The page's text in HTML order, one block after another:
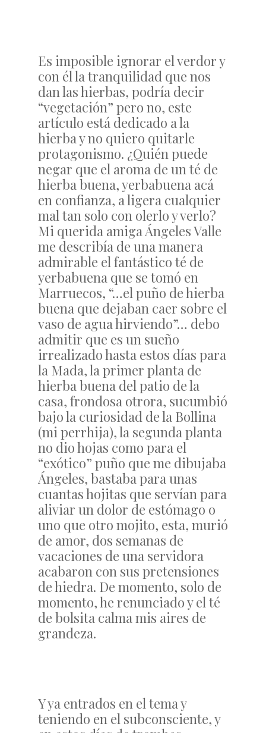
Es imposible ignorar el verdor y
con él la tranquilidad que nos
dan las hierbas, podría decir
“vegetación” pero no, este
artículo está dedicado a la
hierba y no quiero quitarle
protagonismo. ¿Quién puede
negar que el aroma de un té de
hierba buena, yerbabuena acá
en confianza, a ligera cualquier
mal tan solo con olerlo y verlo?
Mi querida amiga Ángeles Valle
me describía de una manera
admirable el fantástico té de
yerbabuena que se tomó en
Marruecos, “…el puño de hierba
buena que dejaban caer sobre el
vaso de agua hirviendo”… debo
admitir que es un sueño
irrealizado hasta estos días para
la Mada, la primer planta de
hierba buena del patio de la
casa, frondosa otrora, sucumbió
bajo la curiosidad de la Bollina
(mi perrhija), la segunda planta
no dio hojas como para el
“exótico” puño que me dibujaba
Ángeles, bastaba para unas
cuantas hojitas que servían para
aliviar un dolor de estómago o
uno que otro mojito, esta, murió
de amor, dos semanas de
vacaciones de una servidora
acabaron con sus pretensiones
de hiedra. De momento, solo de
momento, he renunciado y el té
de bolsita calma mis aires de
grandeza.
Y ya entrados en el tema y
teniendo en el subconsciente, y